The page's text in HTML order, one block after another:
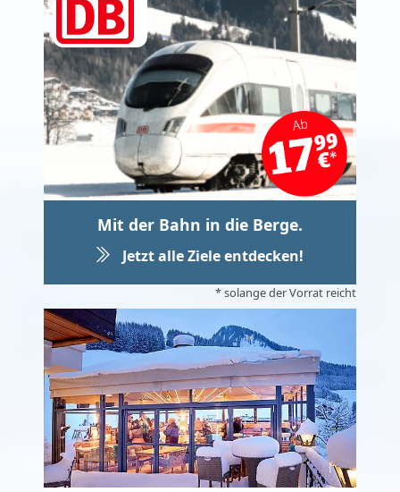
Mit der Bahn in die Berge.
Jetzt alle Ziele entdecken!
* solange der Vorrat reicht